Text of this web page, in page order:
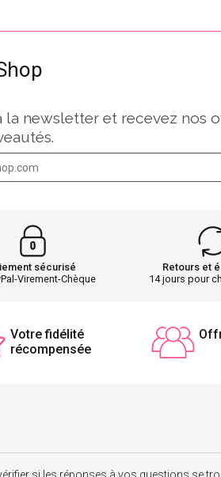
la newsletter et recevez nos
sécurisé
Virement-Chèque
Retours et
14 jours pour
Votre fidélité
récompensée